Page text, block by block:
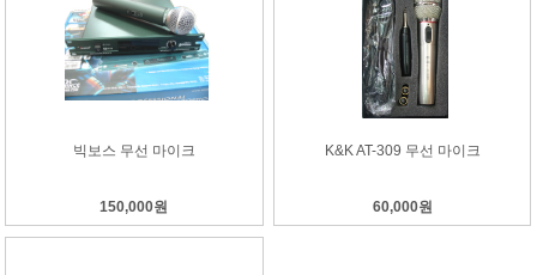
빅보스 무선 마이크
150,000원
K&K AT-309 무선 마이크
60,000원